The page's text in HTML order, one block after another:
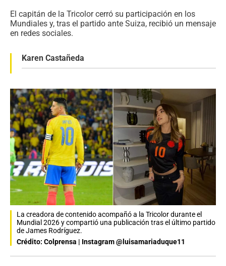
El capitán de la Tricolor cerró su participación en los
Mundiales y, tras el partido ante Suiza, recibió un mensaje
en redes sociales.
Karen Castañeda
La creadora de contenido acompañó a la Tricolor durante el
Mundial 2026 y compartió una publicación tras el último partido
de James Rodríguez.
Crédito: Colprensa | Instagram @luisamariaduque11